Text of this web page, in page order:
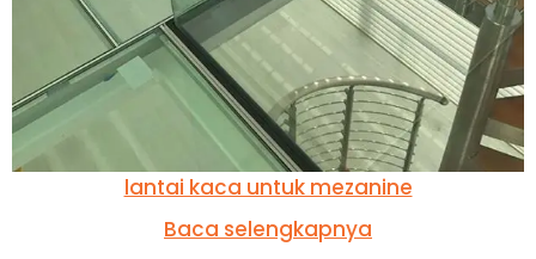
lantai kaca untuk mezanine
Baca selengkapnya